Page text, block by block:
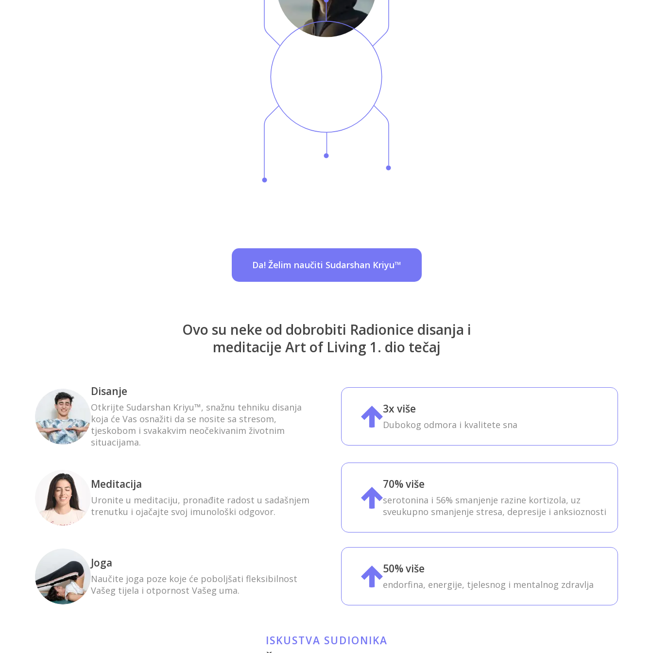
Da! Želim naučiti Sudarshan Kriyu™
Ovo su neke od dobrobiti Radionice disanja i
meditacije Art of Living 1. dio tečaj
Disanje
Otkrijte Sudarshan Kriyu™, snažnu tehniku disanja
koja će Vas osnažiti da se nosite sa stresom,
tjeskobom i svakakvim neočekivanim životnim
situacijama.
3x više
Dubokog odmora i kvalitete sna
Meditacija
Uronite u meditaciju, pronađite radost u sadašnjem
trenutku i ojačajte svoj imunološki odgovor.
70% više
serotonina i 56% smanjenje razine kortizola, uz
sveukupno smanjenje stresa, depresije i anksioznosti
Joga
Naučite joga poze koje će poboljšati fleksibilnost
Vašeg tijela i otpornost Vašeg uma.
50% više
endorfina, energije, tjelesnog i mentalnog zdravlja
ISKUSTVA SUDIONIKA